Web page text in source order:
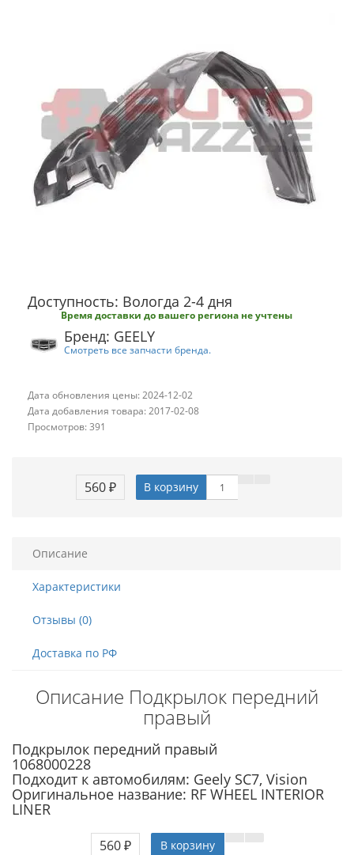
Доступность: Вологда 2-4 дня
Время доставки до вашего региона не учтены
Бренд: GEELY
Смотреть все запчасти бренда.
Дата обновления цены: 2024-12-02
Дата добавления товара: 2017-02-08
Просмотров: 391
560 ₽ В корзину
Описание
Характеристики
Отзывы (0)
Доставка по РФ
Описание Подкрылок передний
правый
Подкрылок передний правый
1068000228
Подходит к автомобилям: Geely SC7, Vision
Оригинальное название: RF WHEEL INTERIOR
LINER
560 ₽
В корзину